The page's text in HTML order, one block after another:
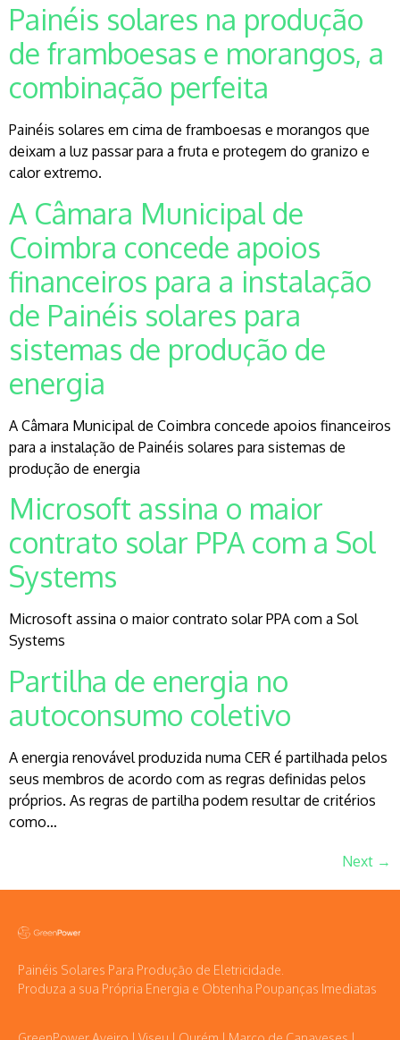
Painéis solares na produção
de framboesas e morangos, a
combinação perfeita
Painéis solares em cima de framboesas e morangos que
deixam a luz passar para a fruta e protegem do granizo e
calor extremo.
A Câmara Municipal de
Coimbra concede apoios
financeiros para a instalação
de Painéis solares para
sistemas de produção de
energia
A Câmara Municipal de Coimbra concede apoios financeiros
para a instalação de Painéis solares para sistemas de
produção de energia
Microsoft assina o maior
contrato solar PPA com a Sol
Systems
Microsoft assina o maior contrato solar PPA com a Sol
Systems
Partilha de energia no
autoconsumo coletivo
A energia renovável produzida numa CER é partilhada pelos
seus membros de acordo com as regras definidas pelos
próprios. As regras de partilha podem resultar de critérios
como…
Next →
Painéis Solares Para Produção de Eletricidade.
Produza a sua Própria Energia e Obtenha Poupanças Imediatas